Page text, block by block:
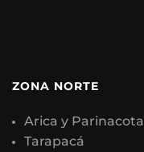
ZONA NORTE
Arica y Parinacota
Tarapacá